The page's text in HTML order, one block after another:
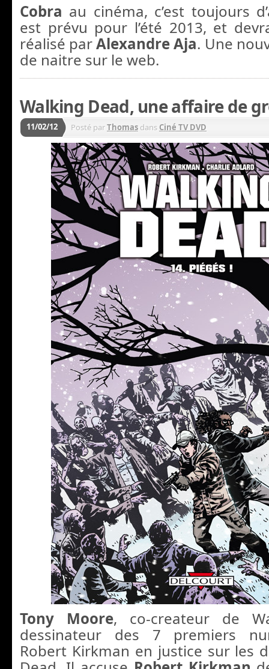
Cobra au cinéma, c’est toujours
est prévu pour l’été 2013, et
réalisé parAlexandre Aja. Une
de naitre sur le web.
Walking Dead, une affaire de
11/02/12 Posté parThomas dans Ciné TV DVD
Tony Moore, co-createur de
dessinateur des 7 premiers
Robert Kirkman en justice sur les